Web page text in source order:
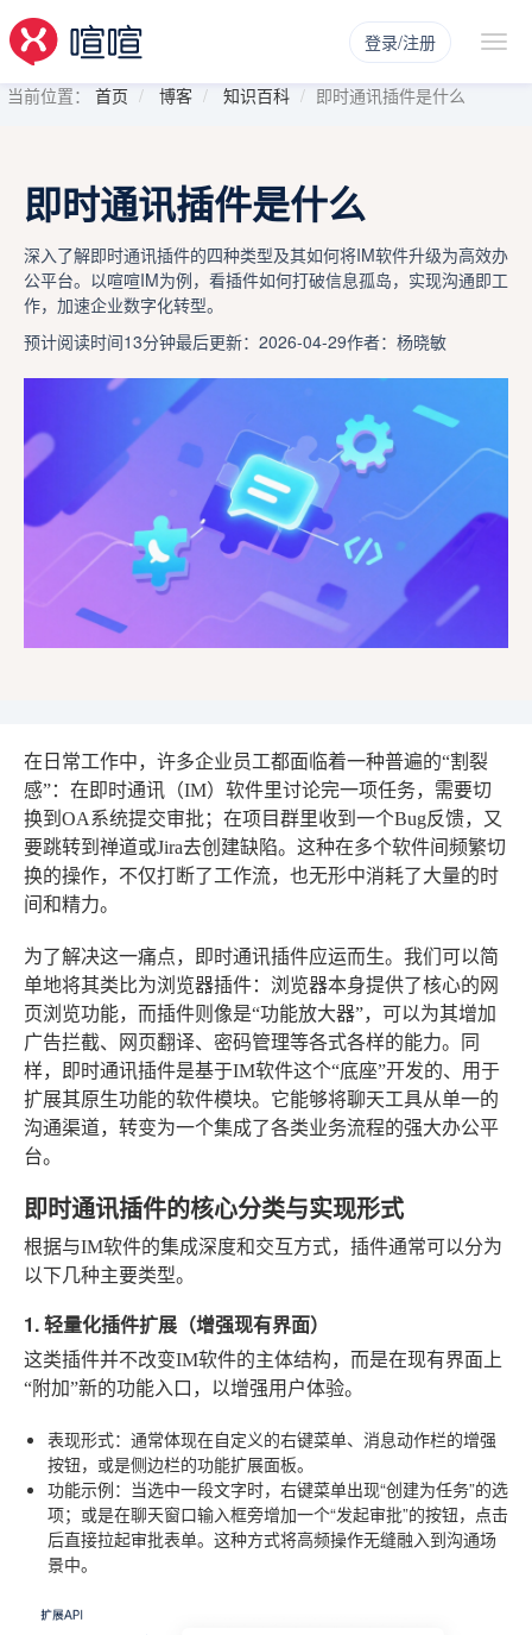
登录/注册
当前位置： 首页 博客 知识百科 即时通讯插件是什么
即时通讯插件是什么
深入了解即时通讯插件的四种类型及其如何将IM软件升级为高效办
公平台。以喧喧IM为例，看插件如何打破信息孤岛，实现沟通即工
作，加速企业数字化转型。
预计阅读时间13分钟最后更新：2026-04-29作者：杨晓敏
在日常工作中，许多企业员工都面临着一种普遍的“割裂
感”：在即时通讯（IM）软件里讨论完一项任务，需要切
换到OA系统提交审批；在项目群里收到一个Bug反馈，又
要跳转到禅道或Jira去创建缺陷。这种在多个软件间频繁切
换的操作，不仅打断了工作流，也无形中消耗了大量的时
间和精力。
为了解决这一痛点，即时通讯插件应运而生。我们可以简
单地将其类比为浏览器插件：浏览器本身提供了核心的网
页浏览功能，而插件则像是“功能放大器”，可以为其增加
广告拦截、网页翻译、密码管理等各式各样的能力。同
样，即时通讯插件是基于IM软件这个“底座”开发的、用于
扩展其原生功能的软件模块。它能够将聊天工具从单一的
沟通渠道，转变为一个集成了各类业务流程的强大办公平
台。
即时通讯插件的核心分类与实现形式
根据与IM软件的集成深度和交互方式，插件通常可以分为
以下几种主要类型。
1. 轻量化插件扩展（增强现有界面）
这类插件并不改变IM软件的主体结构，而是在现有界面上
“附加”新的功能入口，以增强用户体验。
表现形式：通常体现在自定义的右键菜单、消息动作栏的增强
按钮，或是侧边栏的功能扩展面板。
功能示例：当选中一段文字时，右键菜单出现“创建为任务”的选
项；或是在聊天窗口输入框旁增加一个“发起审批”的按钮，点击
后直接拉起审批表单。这种方式将高频操作无缝融入到沟通场
景中。